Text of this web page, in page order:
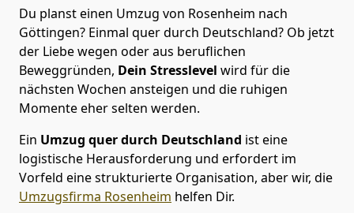
Du planst einen Umzug von Rosenheim nach
Göttingen? Einmal quer durch Deutschland? Ob jetzt
der Liebe wegen oder aus beruflichen
Beweggründen, Dein Stresslevel wird für die
nächsten Wochen ansteigen und die ruhigen
Momente eher selten werden.
Ein Umzug quer durch Deutschland ist eine
logistische Herausforderung und erfordert im
Vorfeld eine strukturierte Organisation, aber wir, die
Umzugsfirma Rosenheim helfen Dir.